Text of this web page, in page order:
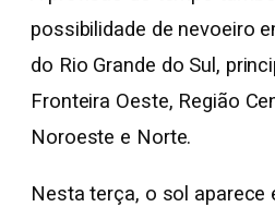
possibilidade de nevoeiro
do Rio Grande do Sul,
Fronteira Oeste, Região
Noroeste e Norte.
Nesta terça, o sol aparece